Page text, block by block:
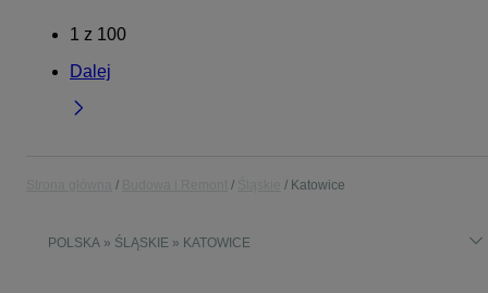
1 z 100
Dalej
Katowice
POLSKA » ŚLĄSKIE » KATOWICE